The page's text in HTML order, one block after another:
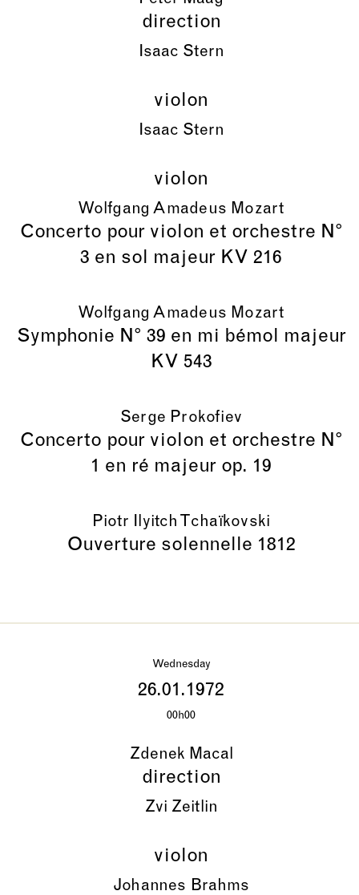
direction
Isaac Stern
violon
Isaac Stern
violon
Wolfgang Amadeus Mozart
Concerto pour violon et orchestre N°
3 en sol majeur KV 216
Wolfgang Amadeus Mozart
Symphonie N° 39 en mi bémol majeur
KV 543
Serge Prokofiev
Concerto pour violon et orchestre N°
1 en ré majeur op. 19
Piotr Ilyitch Tchaïkovski
Ouverture solennelle 1812
Wednesday
26.01.1972
00h00
Zdenek Macal
direction
Zvi Zeitlin
violon
Johannes Brahms